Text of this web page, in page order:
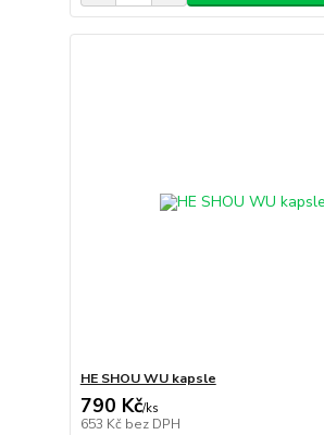
HE SHOU WU kapsle
790 Kč/ks
653 Kč bez DPH